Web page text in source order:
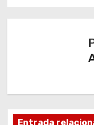
ó
n
Entrada